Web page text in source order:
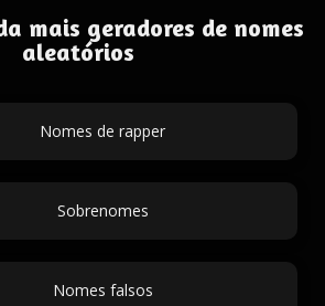
mais geradores de nomes
aleatórios
Nomes de rapper
Sobrenomes
Nomes falsos